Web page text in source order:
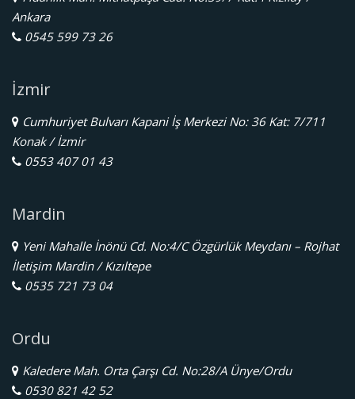
Ankara
0545 599 73 26
İzmir
Cumhuriyet Bulvarı Kapani İş Merkezi No: 36 Kat: 7/711
Konak / İzmir
0553 407 01 43
Mardin
Yeni Mahalle İnönü Cd. No:4/C Özgürlük Meydanı – Rojhat
İletişim Mardin / Kızıltepe
0535 721 73 04
Ordu
Kaledere Mah. Orta Çarşı Cd. No:28/A Ünye/Ordu
0530 821 42 52